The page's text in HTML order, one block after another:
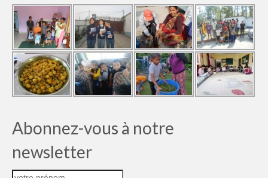
Abonnez-vous à notre
newsletter